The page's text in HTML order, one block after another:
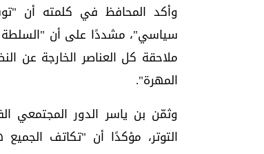
وأكد المحافظ في كلمته أن
سياسي"، مشددًا على أن
ملاحقة كل العناصر الخارجة عن
المهرة".
وثمّن بن ياسر الدور المجتمعي
التوتر، مؤكدًا أن "تكاتف